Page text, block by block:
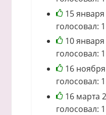
15 января
голосовал: 1
10 января
голосовал: 1
16
голосовал: 1
16 марта
голосовал: 1